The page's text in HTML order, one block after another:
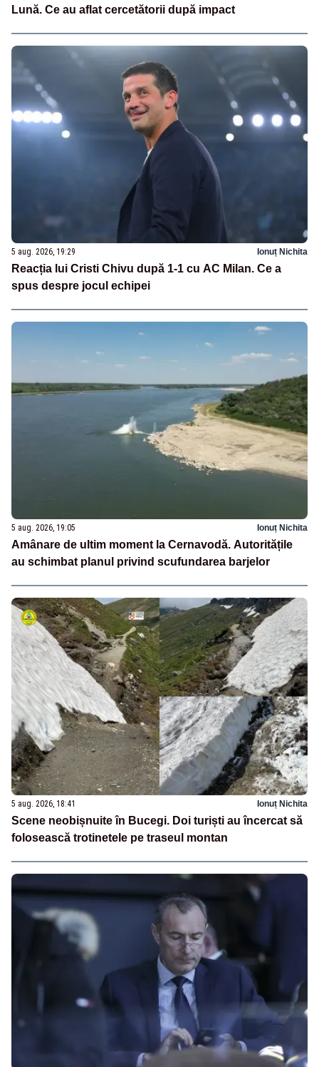
Lună. Ce au aflat cercetătorii după impact
5 aug. 2026, 19:29 Ionuț Nichita
Reacția lui Cristi Chivu după 1-1 cu AC Milan. Ce a
spus despre jocul echipei
5 aug. 2026, 19:05 Ionuț Nichita
Amânare de ultim moment la Cernavodă. Autoritățile
au schimbat planul privind scufundarea barjelor
5 aug. 2026, 18:41 Ionuț Nichita
Scene neobișnuite în Bucegi. Doi turiști au încercat să
folosească trotinetele pe traseul montan